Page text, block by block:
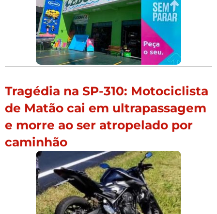
Tragédia na SP-310: Motociclista
de Matão cai em ultrapassagem
e morre ao ser atropelado por
caminhão